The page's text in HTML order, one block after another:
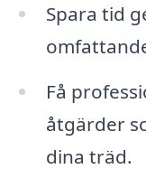
Spara tid
Få
åtgärder
dina träd.